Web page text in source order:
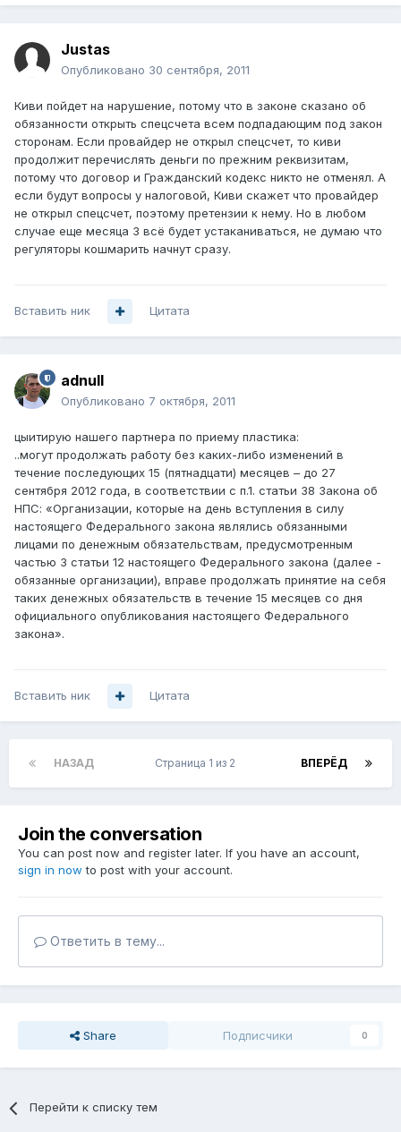
Justas
Опубликовано 30 сентября, 2011
Киви пойдет на нарушение, потому что в законе сказано об
обязанности открыть спецсчета всем подпадающим под закон
сторонам. Если провайдер не открыл спецсчет, то киви
продолжит перечислять деньги по прежним реквизитам,
потому что договор и Гражданский кодекс никто не отменял. А
если будут вопросы у налоговой, Киви скажет что провайдер
не открыл спецсчет, поэтому претензии к нему. Но в любом
случае еще месяца 3 всё будет устаканиваться, не думаю что
регуляторы кошмарить начнут сразу.
Вставить ник Цитата
adnull
Опубликовано 7 октября, 2011
цыитирую нашего партнера по приему пластика:
..могут продолжать работу без каких-либо изменений в
течение последующих 15 (пятнадцати) месяцев – до 27
сентября 2012 года, в соответствии с п.1. статьи 38 Закона об
НПС: «Организации, которые на день вступления в силу
настоящего Федерального закона являлись обязанными
лицами по денежным обязательствам, предусмотренным
частью 3 статьи 12 настоящего Федерального закона (далее -
обязанные организации), вправе продолжать принятие на себя
таких денежных обязательств в течение 15 месяцев со дня
официального опубликования настоящего Федерального
закона».
Вставить ник Цитата
НАЗАД ВПЕРЁД
Страница 1 из 2
Join the conversation
You can post now and register later. If you have an account,
sign in now to post with your account.
Ответить в тему...
Share Подписчики 0
Перейти к списку тем